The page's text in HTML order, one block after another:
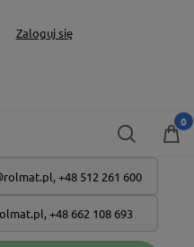
Zaloguj się
+48 512 261 600
,+48 662 108 693